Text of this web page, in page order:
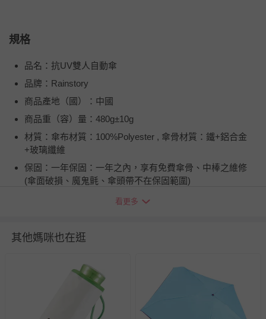
規格
品名：抗UV雙人自動傘
品牌：Rainstory
商品產地（國）：中國
商品重（容）量：480g±10g
材質：傘布材質：100%Polyester , 傘骨材質：鐵+鋁合金
+玻璃纖維
保固：一年保固：一年之內，享有免費傘骨、中棒之維修
(傘面破損、魔鬼氈、傘頭帶不在保固範圍)
詳細尺寸：360mm * 60mm * 60mm
商品運送限制：出貨地限台灣本島
您所購買的商品享有7天的鑑賞期／猶豫期權益，但此期間
看更多
其他媽咪也在逛